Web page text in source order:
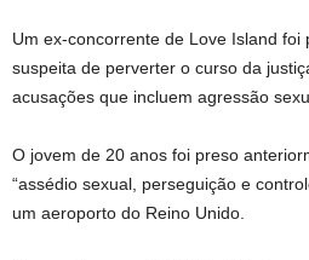
Um ex-concorrente de Love Island foi
suspeita de perverter o curso da
acusações que incluem agressão
O jovem de 20 anos foi preso
“assédio sexual, perseguição e
um aeroporto do Reino Unido.